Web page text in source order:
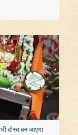
दोस्त बन जाएगा